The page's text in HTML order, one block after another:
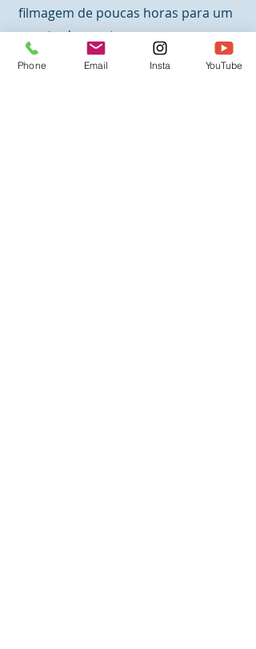
filmagem de poucas horas para um
evento de montagem, ou um
monitoramento de longo prazo que
Phone Email Insta YouTube